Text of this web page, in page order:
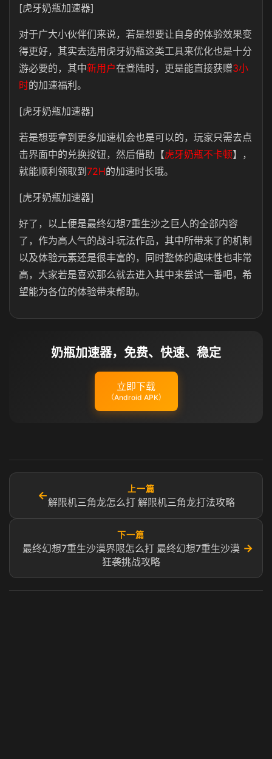
[虎牙奶瓶加速器]
对于广大小伙伴们来说，若是想要让自身的体验效果变
得更好，其实去选用虎牙奶瓶这类工具来优化也是十分
游必要的，其中新用户在登陆时，更是能直接获赠3小
时的加速福利。
[虎牙奶瓶加速器]
若是想要拿到更多加速机会也是可以的，玩家只需去点
击界面中的兑换按钮，然后借助【虎牙奶瓶不卡顿】，
就能顺利领取到 72H的加速时长哦。
[虎牙奶瓶加速器]
好了，以上便是最终幻想7重生沙之巨人的全部内容
了，作为高人气的战斗玩法作品，其中所带来了的机制
以及体验元素还是很丰富的，同时整体的趣味性也非常
高，大家若是喜欢那么就去进入其中来尝试一番吧，希
望能为各位的体验带来帮助。
奶瓶加速器，免费、快速、稳定
立即下载
（Android APK）
←
上一篇
解限机三角龙怎么打 解限机三角龙打法攻略
下一篇
最终幻想7重生沙漠界限怎么打 最终幻想7重生沙漠
狂袭挑战攻略
→